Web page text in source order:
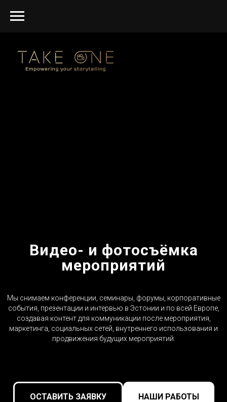
Видео- и фотосъёмка
мероприятий
Мы снимаем конференции, семинары, форумы, корпоративные
события, презентации и интервью в Эстонии и по всей Европе,
создавая контент для коммуникации после мероприятия,
маркетинга, социальных сетей, внутреннего использования и
продвижения будущих мероприятий.
ОСТАВИТЬ ЗАЯВКУ НАШИ РАБОТЫ